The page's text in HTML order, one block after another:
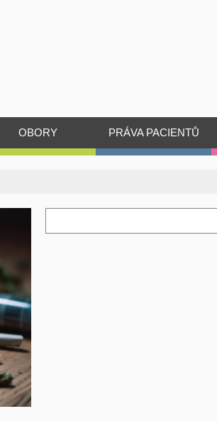
OBORY PRÁVA PACIENTŮ